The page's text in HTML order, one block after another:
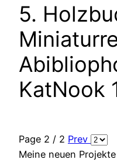
5.
KatNook
Page 2 / 2 Prev
Meine neuen Projekte